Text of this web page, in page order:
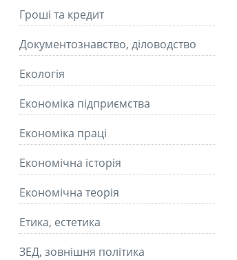
Гроші та кредит
Документознавство, діловодство
Екологія
Економіка підприємства
Економіка праці
Економічна історія
Економічна теорія
Етика, естетика
ЗЕД, зовнішня політика